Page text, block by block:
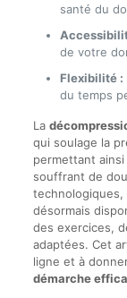
santé du
de votre
Flexibilité :
du temps
La
qui soulage la
permettant ainsi
souffrant de
désormais
des exercices,
adaptées. Cet
ligne et à
démarche